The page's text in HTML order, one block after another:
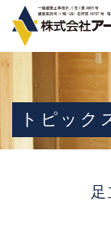
トピック